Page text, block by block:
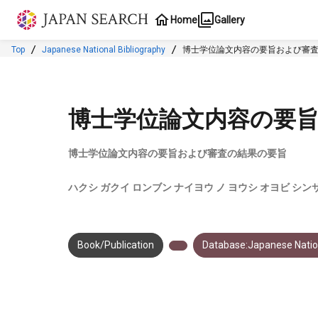
Jump to main content
Home Gallery
Top Japanese National Bibliography 博士学位論文内容の要旨および審
博士学位論文内容の要
博士学位論文内容の要旨および審査の結果の要旨
ハクシ ガクイ ロンブン ナイヨウ ノ ヨウシ オヨビ シン
Book/Publication Database:Japanese